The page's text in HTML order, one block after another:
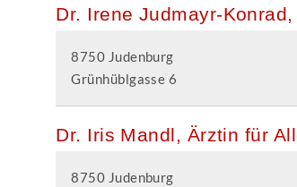
Dr. Irene Judmayr-
8750 Judenburg
Grünhüblgasse 6
Dr. Iris Mandl, Ärztin für
8750 Judenburg